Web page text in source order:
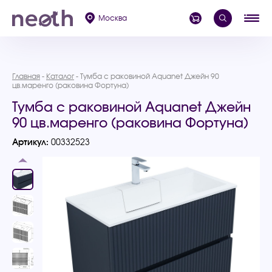
Москва
Главная Каталог
Тумба с раковиной Aquanet Джейн 90
цв.маренго (раковина Фортуна)
Тумба с раковиной Aquanet Джейн
90 цв.маренго (раковина Фортуна)
Артикул: 00332523